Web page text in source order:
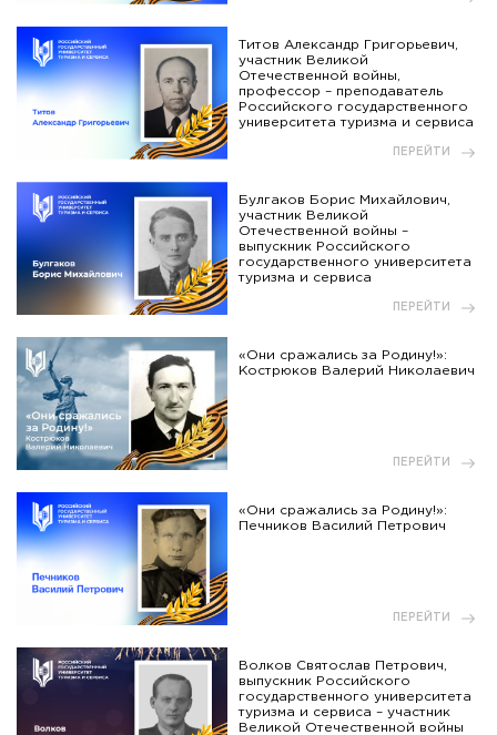
Титов Александр Григорьевич,
участник Великой
Отечественной войны,
профессор – преподаватель
Российского государственного
университета туризма и сервиса
ПЕРЕЙТИ
Булгаков Борис Михайлович,
участник Великой
Отечественной войны –
выпускник Российского
государственного университета
туризма и сервиса
ПЕРЕЙТИ
«Они сражались за Родину!»:
Кострюков Валерий Николаевич
ПЕРЕЙТИ
«Они сражались за Родину!»:
Печников Василий Петрович
ПЕРЕЙТИ
Волков Святослав Петрович,
выпускник Российского
государственного университета
туризма и сервиса – участник
Великой Отечественной войны